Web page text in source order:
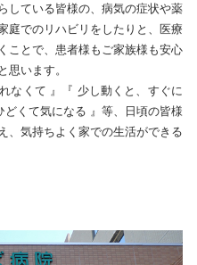
している皆様の、病気の症状や薬
庭でのリハビリをしたりと、医療
ことで、患者様もご家族様も安心
思います。
なくて 』『 少し動くと、すぐに
くて気になる 』等、日頃の皆様
、気持ちよく家での生活ができる